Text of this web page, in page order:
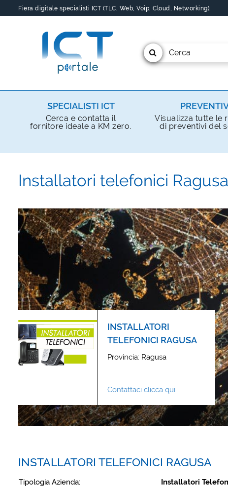
Fiera digitale specialisti ICT (TLC, Web, Voip, Cloud, Networking).
Cerca
SPECIALISTI ICT
Cerca e contatta il
fornitore ideale a KM zero.
Visualizza tutte le
di preventivi del
Installatori telefonici Ragusa
INSTALLATORI
TELEFONICI RAGUSA
Provincia: Ragusa
Contattaci clicca qui
INSTALLATORI TELEFONICI RAGUSA
Tipologia Azienda:
Installatori